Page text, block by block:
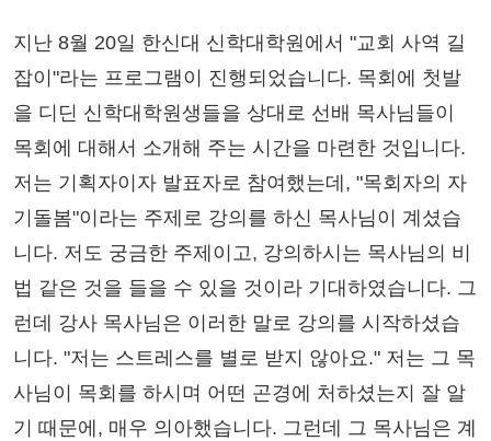
지난 8월 20일 한신대 신학대학원에서 "교회 사역 길
잡이"라는 프로그램이 진행되었습니다. 목회에 첫발
을 디딘 신학대학원생들을 상대로 선배 목사님들이
목회에 대해서 소개해 주는 시간을 마련한 것입니다.
저는 기획자이자 발표자로 참여했는데, "목회자의 자
기돌봄"이라는 주제로 강의를 하신 목사님이 계셨습
니다. 저도 궁금한 주제이고, 강의하시는 목사님의 비
법 같은 것을 들을 수 있을 것이라 기대하였습니다. 그
런데 강사 목사님은 이러한 말로 강의를 시작하셨습
니다. "저는 스트레스를 별로 받지 않아요." 저는 그 목
사님이 목회를 하시며 어떤 곤경에 처하셨는지 잘 알
기 때문에, 매우 의아했습니다. 그런데 그 목사님은 계